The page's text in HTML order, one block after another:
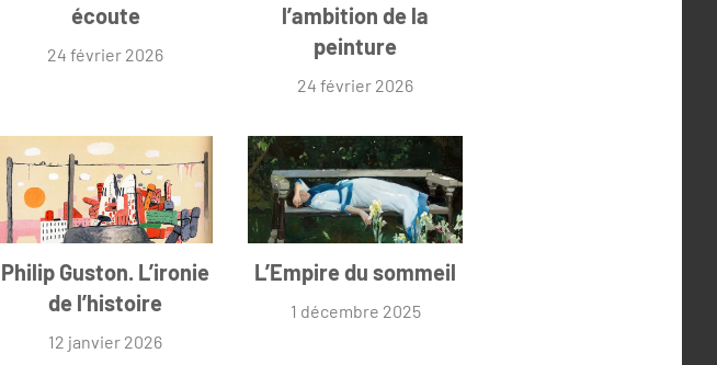
écoute
24 février 2026
l’ambition de la
peinture
24 février 2026
Philip Guston. L’ironie
de l’histoire
12 janvier 2026
L’Empire du sommeil
1 décembre 2025